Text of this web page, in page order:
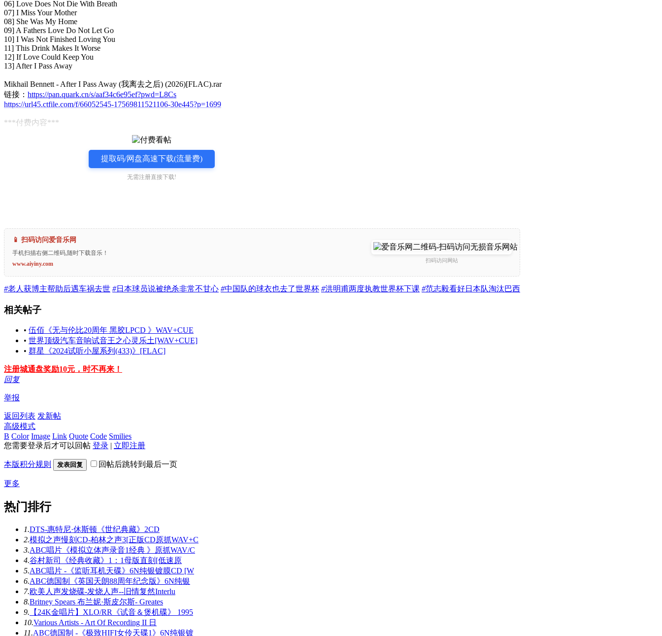
06] Love Does Not Die With Breath
07] I Miss Your Mother
08] She Was My Home
09] A Fathers Love Do Not Let Go
10] I Was Not Finished Loving You
11] This Drink Makes It Worse
12] If Love Could Keep You
13] After I Pass Away
Mikhail Bennett - After I Pass Away (我离去之后) (2026)[FLAC).rar
链接： https://pan.quark.cn/s/aaf34c6e95ef?pwd=L8Cs
https://url45.ctfile.com/f/66052545-17569811521106-30e445?p=1699
***付费内容***
提取码/网盘高速下载(流量费)
无需注册直接下载!
📱 扫码访问爱音乐网
手机扫描右侧二维码,随时下载音乐！
www.aiyiny.com
扫码访问网站
#老人获博主帮助后遇车祸去世 #日本球员说被绝杀非常不甘心 #中国队的球衣也去了世界杯 #洪明甫两度执教世界杯下课 #范志毅看好日本队淘汰巴西
相关帖子
• 伍佰《无与伦比20周年 黑胶LPCD 》WAV+CUE
• 世界顶级汽车音响试音王之心灵乐土[WAV+CUE]
• 群星《2024试听小屋系列(433)》[FLAC]
注册城通盘奖励10元，时不再来！
回复
举报
返回列表 发新帖
高级模式
B Color Image Link Quote Code Smilies
您需要登录后才可以回帖 登录 | 立即注册
本版积分规则 发表回复 回帖后跳转到最后一页
更多
热门排行
1.DTS-惠特尼·休斯顿《世纪典藏》2CD
2.模拟之声慢刻CD-柏林之声3[正版CD原抓WAV+C
3.ABC唱片《模拟立体声录音1经典 》原抓WAV/C
4.谷村新司《经典收藏》1：1母版直刻[低速原
5.ABC唱片 -《监听耳机天碟》6N纯银镀膜CD [W
6.ABC德国制《英国天朗88周年纪念版》6N纯银
7.欧美人声发烧碟-发烧人声--旧情复然Interlu
8.Britney Spears 布兰妮·斯皮尔斯- Greates
9. 【24K金唱片】XLO/RR《试音＆煲机碟》 1995
10.Various Artists - Art Of Recording II 日
11.ABC德国制 -《极致HIFI女伶天碟1》6N纯银镀